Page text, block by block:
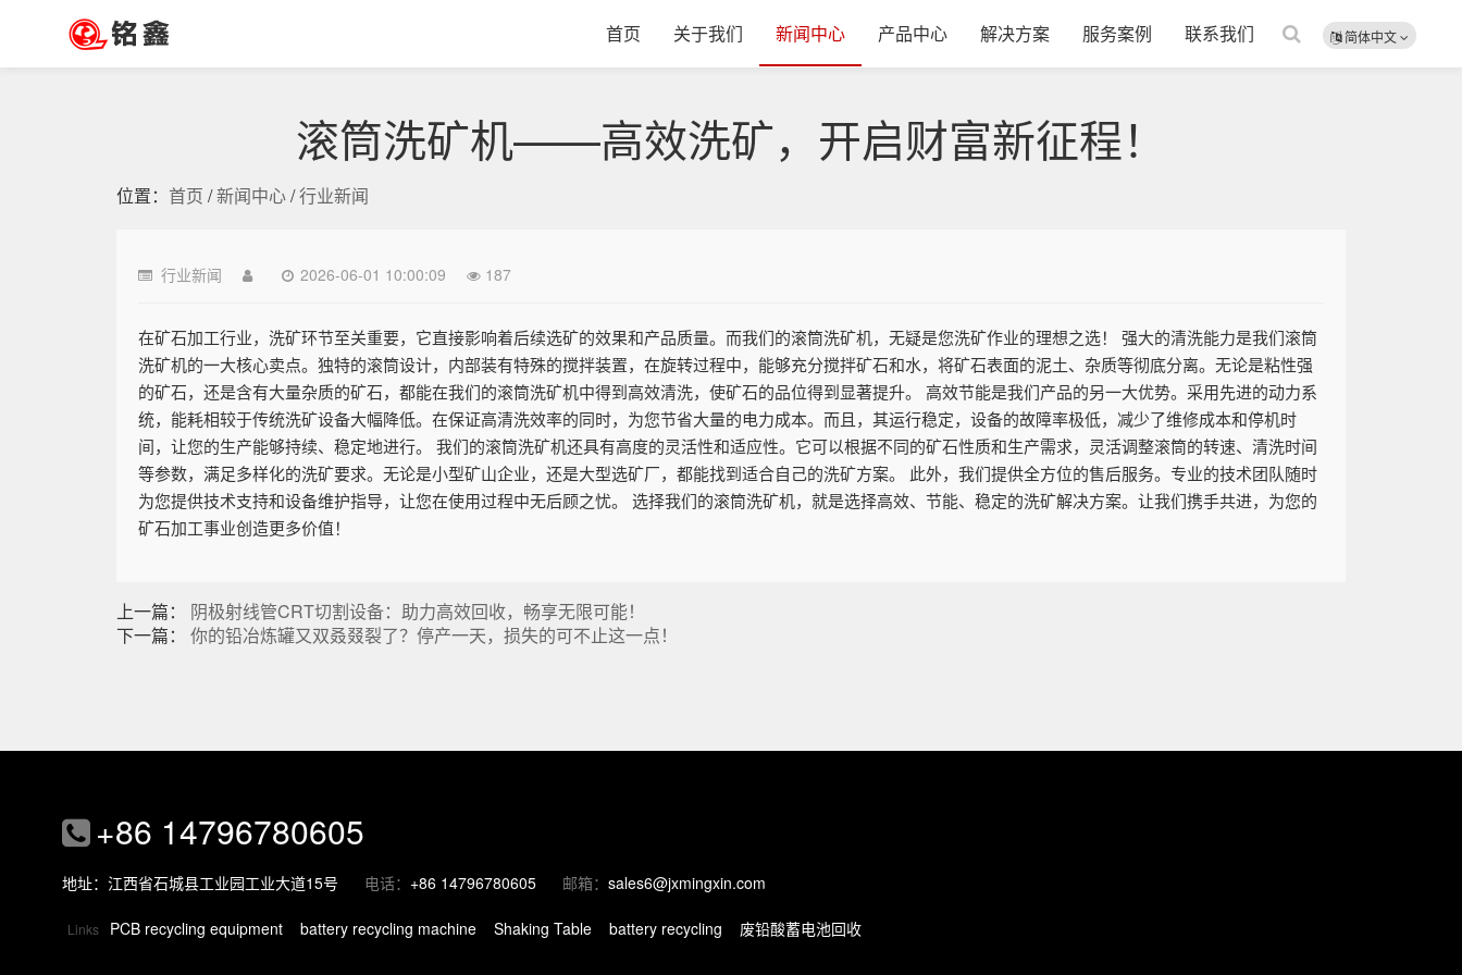
简体中文
首页 关于我们 新闻中心 产品中心 解决方案 服务案例 联系我们
滚筒洗矿机——高效洗矿，开启财富新征程！
位置： 首页 /新闻中心/行业新闻
行业新闻 2026-06-01 10:00:09 187
在矿石加工行业，洗矿环节至关重要，它直接影响着后续选矿的效果和产品质量。而我们的滚筒洗矿机，无疑是您洗矿作业的理想之选！ 强大的清洗能力是我们滚筒
洗矿机的一大核心卖点。独特的滚筒设计，内部装有特殊的搅拌装置，在旋转过程中，能够充分搅拌矿石和水，将矿石表面的泥土、杂质等彻底分离。无论是粘性强
的矿石，还是含有大量杂质的矿石，都能在我们的滚筒洗矿机中得到高效清洗，使矿石的品位得到显著提升。 高效节能是我们产品的另一大优势。采用先进的动力系
统，能耗相较于传统洗矿设备大幅降低。在保证高清洗效率的同时，为您节省大量的电力成本。而且，其运行稳定，设备的故障率极低，减少了维修成本和停机时
间，让您的生产能够持续、稳定地进行。 我们的滚筒洗矿机还具有高度的灵活性和适应性。它可以根据不同的矿石性质和生产需求，灵活调整滚筒的转速、清洗时间
等参数，满足多样化的洗矿要求。无论是小型矿山企业，还是大型选矿厂，都能找到适合自己的洗矿方案。 此外，我们提供全方位的售后服务。专业的技术团队随时
为您提供技术支持和设备维护指导，让您在使用过程中无后顾之忧。 选择我们的滚筒洗矿机，就是选择高效、节能、稳定的洗矿解决方案。让我们携手共进，为您的
矿石加工事业创造更多价值！
上一篇： 阴极射线管CRT切割设备：助力高效回收，畅享无限可能！
下一篇： 你的铅冶炼罐又双叒叕裂了？停产一天，损失的可不止这一点！
+86 14796780605
地址：江西省石城县工业园工业大道15号 电话： +86 14796780605 邮箱： sales6@jxmingxin.com
Links PCB recycling equipment battery recycling machine Shaking Table battery recycling 废铅酸蓄电池回收